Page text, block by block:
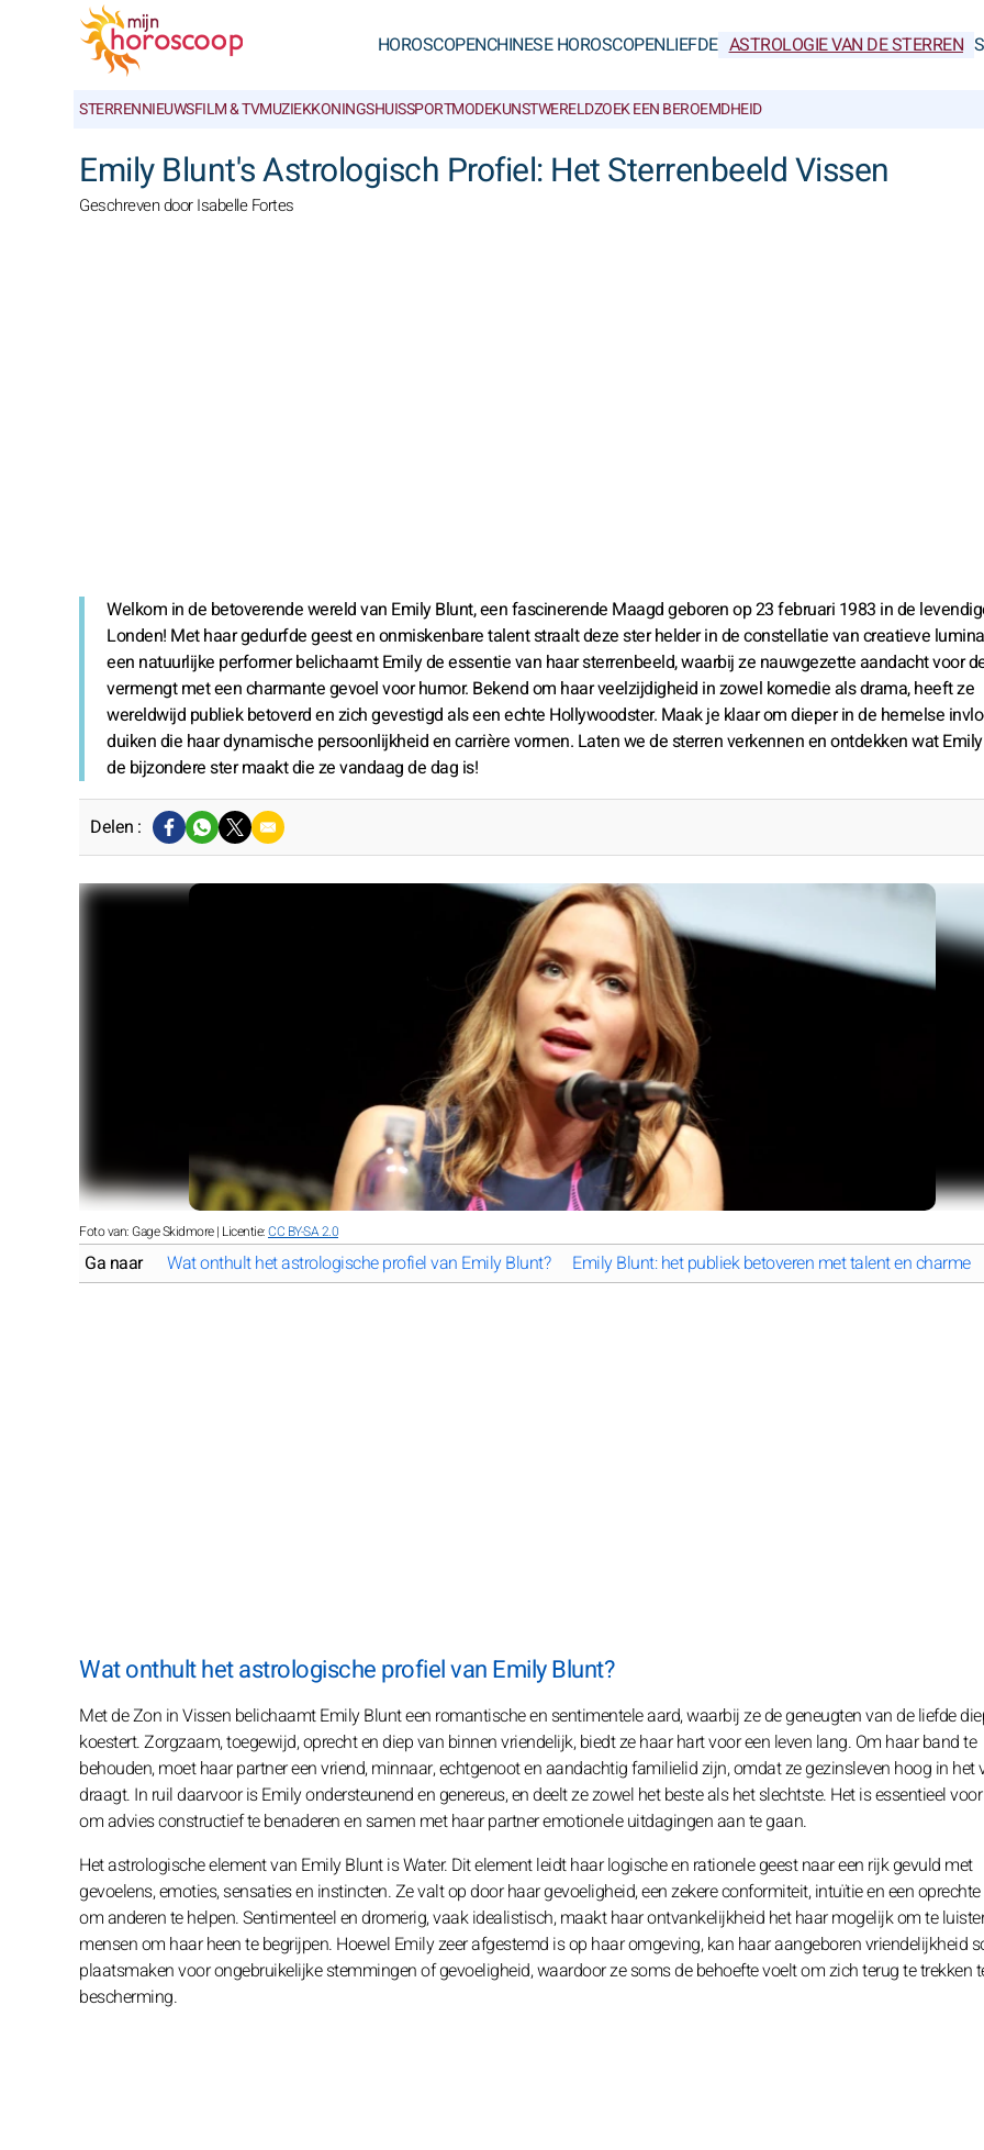
HOROSCOPENCHINESE HOROSCOPENLIEFDE ASTROLOGIE VAN DE STERREN
STERRENNIEUWSFILM & TVMUZIEKKONINGSHUISSPORTMODEKUNSTWERELDZOEK EEN BEROEMDHEID
Emily Blunt's Astrologisch Profiel: Het Sterrenbeeld Vissen
Geschreven door Isabelle Fortes
Welkom in de betoverende wereld van Emily Blunt, een fascinerende Maagd geboren op 23 februari 1983 in de
Londen! Met haar gedurfde geest en onmiskenbare talent straalt deze ster helder in de constellatie van creatieve
een natuurlijke performer belichaamt Emily de essentie van haar sterrenbeeld, waarbij ze nauwgezette aandacht voor
vermengt met een charmante gevoel voor humor. Bekend om haar veelzijdigheid in zowel komedie als drama, heeft ze
wereldwijd publiek betoverd en zich gevestigd als een echte Hollywoodster. Maak je klaar om dieper in de hemelse
duiken die haar dynamische persoonlijkheid en carrière vormen. Laten we de sterren verkennen en ontdekken wat
de bijzondere ster maakt die ze vandaag de dag is!
Delen :
Foto van: Gage Skidmore | Licentie:CC BY-SA 2.0
Ga naar Wat onthult het astrologische profiel van Emily Blunt? Emily Blunt: het publiek betoveren met talent en charme
Wat onthult het astrologische profiel van Emily Blunt?
Met de Zon in Vissen belichaamt Emily Blunt een romantische en sentimentele aard, waarbij ze de geneugten van de liefde
koestert. Zorgzaam, toegewijd, oprecht en diep van binnen vriendelijk, biedt ze haar hart voor een leven lang. Om haar band te
behouden, moet haar partner een vriend, minnaar, echtgenoot en aandachtig familielid zijn, omdat ze gezinsleven hoog in het
draagt. In ruil daarvoor is Emily ondersteunend en genereus, en deelt ze zowel het beste als het slechtste. Het is essentieel
om advies constructief te benaderen en samen met haar partner emotionele uitdagingen aan te gaan.
Het astrologische element van Emily Blunt is Water. Dit element leidt haar logische en rationele geest naar een rijk gevuld met
gevoelens, emoties, sensaties en instincten. Ze valt op door haar gevoeligheid, een zekere conformiteit, intuïtie en een
om anderen te helpen. Sentimenteel en dromerig, vaak idealistisch, maakt haar ontvankelijkheid het haar mogelijk om te
mensen om haar heen te begrijpen. Hoewel Emily zeer afgestemd is op haar omgeving, kan haar aangeboren vriendelijkheid
plaatsmaken voor ongebruikelijke stemmingen of gevoeligheid, waardoor ze soms de behoefte voelt om zich terug te trekken
bescherming.